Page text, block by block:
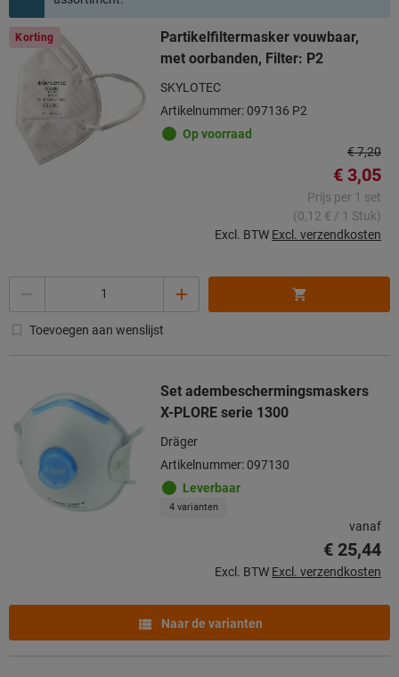
Korting
Partikelfiltermasker vouwbaar,
met oorbanden, Filter: P2
SKYLOTEC
Artikelnummer: 097136 P2
Op voorraad
€ 7,20
€ 3,05
Prijs per 1 set
(0,12 € / 1 Stuk)
Excl. BTW Excl. verzendkosten
Toevoegen aan wenslijst
Set adembeschermingsmaskers
X-PLORE serie 1300
Dräger
Artikelnummer: 097130
Leverbaar
4 varianten
vanaf
€ 25,44
Excl. BTW Excl. verzendkosten
Naar de varianten